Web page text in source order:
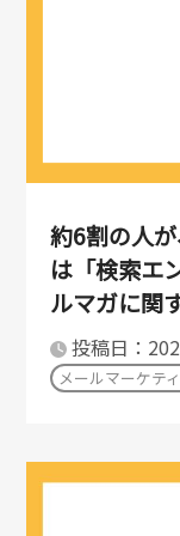
約6割の人
は「検索エ
ルマガに関
投稿日：
メールマーケテ